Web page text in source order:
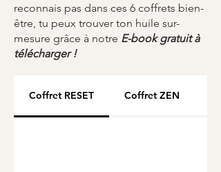
Chiffonnette : tissu issu de
chutes de récup-recyclage
Huile essentielle Bio de haute
qualité artisanale
reconnais pas dans ces 6 coffrets bien-
être, tu peux trouver ton huile sur-
mesure grâce à notre E-book gratuit à
télécharger !
Coffret RESET Coffret ZEN